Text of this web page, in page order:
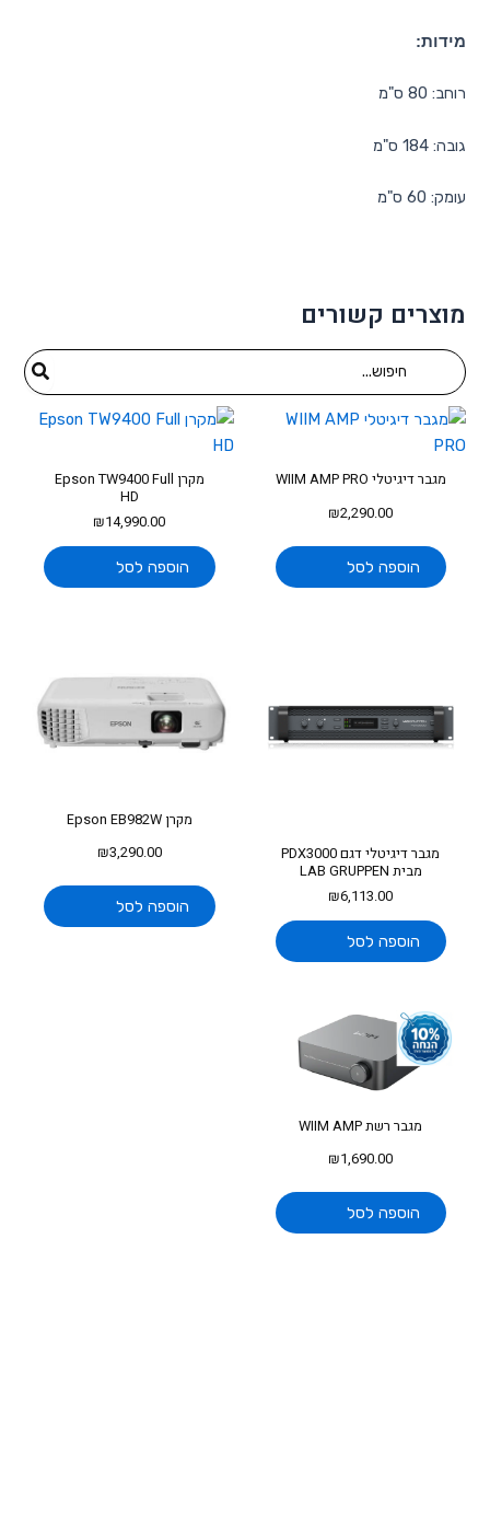
מידות:
רוחב: 80 ס"מ
גובה: 184 ס"מ
עומק: 60 ס"מ
מוצרים קשורים
for:
מגבר דיגיטלי WIIM AMP PRO
₪2,290.00
הוספה לסל
מקרן Epson TW9400 Full
HD
₪14,990.00
הוספה לסל
מגבר דיגיטלי דגם PDX3000
מבית LAB GRUPPEN
₪6,113.00
הוספה לסל
מקרן Epson EB982W
₪3,290.00
הוספה לסל
מגבר רשת WIIM AMP
₪1,690.00
הוספה לסל